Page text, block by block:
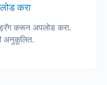
करा
ड्रॅग करून अपलोड करा.
अनुकूलित.